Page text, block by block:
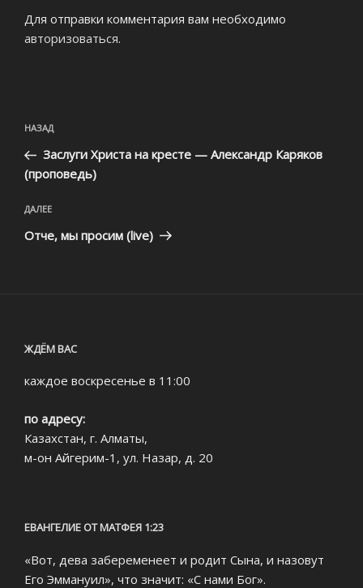
Для отправки комментария вам необходимо
авторизоваться.
по
записям
Предыдущая
запись:
НАЗАД
Заслуги Христа на кресте — Александр Каряков
(проповедь)
Следующая
запись
ДАЛЕЕ
Отче, мы просим (live)
ЖДЁМ ВАС
каждое воскресенье в 11:00
по адресу:
Казахстан, г. Алматы,
м-он Айгерим-1, ул. Назар, д. 20
ЕВАНГЕЛИЕ ОТ МАТФЕЯ 1:23
«Вот, дева забеременеет и родит Сына, и назовут
Его Эммануил», что значит: «С нами Бог».